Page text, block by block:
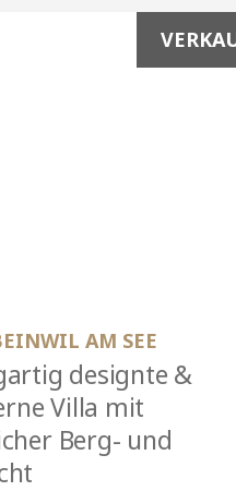
AM SEE
designte &
Villa mit
Berg- und